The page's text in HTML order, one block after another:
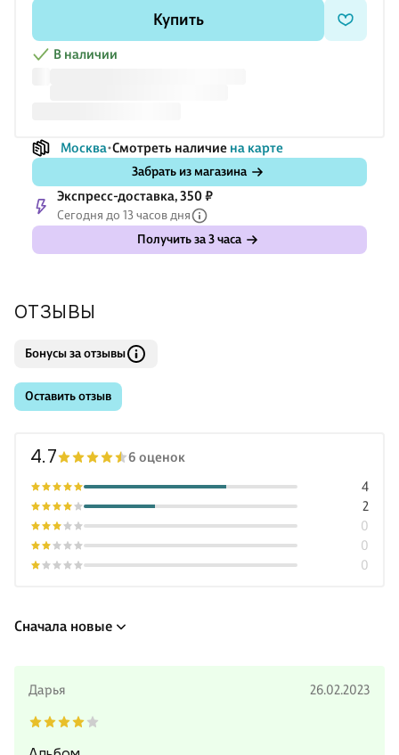
Купить
В наличии
Москва Смотреть наличие на карте
Забрать из магазина
Экспресс-доставка, 350 ₽
Сегодня до 13 часов дня
Получить за 3 часа
ОТЗЫВЫ
Бонусы за отзывы
Оставить отзыв
4.7 6 оценок
0
0
0
2
4
Сначала новые
Дарья 26.02.2023